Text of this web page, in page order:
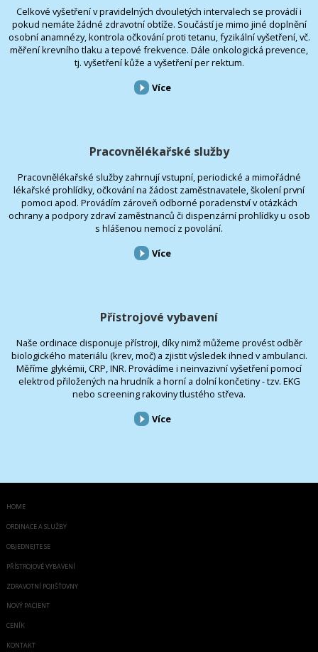
Celkové vyšetření v pravidelných dvouletých intervalech se provádí i
pokud nemáte žádné zdravotní obtíže. Součástí je mimo jiné doplnění
osobní anamnézy, kontrola očkování proti tetanu, fyzikální vyšetření, vč.
měření krevního tlaku a tepové frekvence. Dále onkologická prevence,
tj. vyšetření kůže a vyšetření per rektum.
Více
Pracovnělékařské služby
Pracovnělékařské služby zahrnují vstupní, periodické a mimořádné
lékařské prohlídky, očkování na žádost zaměstnavatele, školení první
pomoci apod. Provádím zároveň odborné poradenství v otázkách
ochrany a podpory zdraví zaměstnanců či dispenzární prohlídky u osob
s hlášenou nemocí z povolání.
Více
Přístrojové vybavení
Naše ordinace disponuje přístroji, díky nimž můžeme provést odběr
biologického materiálu (krev, moč) a zjistit výsledek ihned v ambulanci.
Měříme glykémii, CRP, INR. Provádíme i neinvazivní vyšetření pomocí
elektrod přiložených na hrudník a horní a dolní končetiny - tzv. EKG
nebo screening rakoviny tlustého střeva.
Více
HOME
ORDINACE A SLUŽBY
OBJEDNEJTE SE
PŘÍSTROJOVÉ VYBAVENÍ
ZDRAVOTNÍ POJIŠŤOVNY
NOVÝ PACIENT
CENÍK
KONTAKT